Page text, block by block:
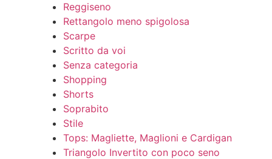
Reggiseno
Rettangolo meno spigolosa
Scarpe
Scritto da voi
Senza categoria
Shopping
Shorts
Soprabito
Stile
Tops: Magliette, Maglioni e Cardigan
Triangolo Invertito con poco seno